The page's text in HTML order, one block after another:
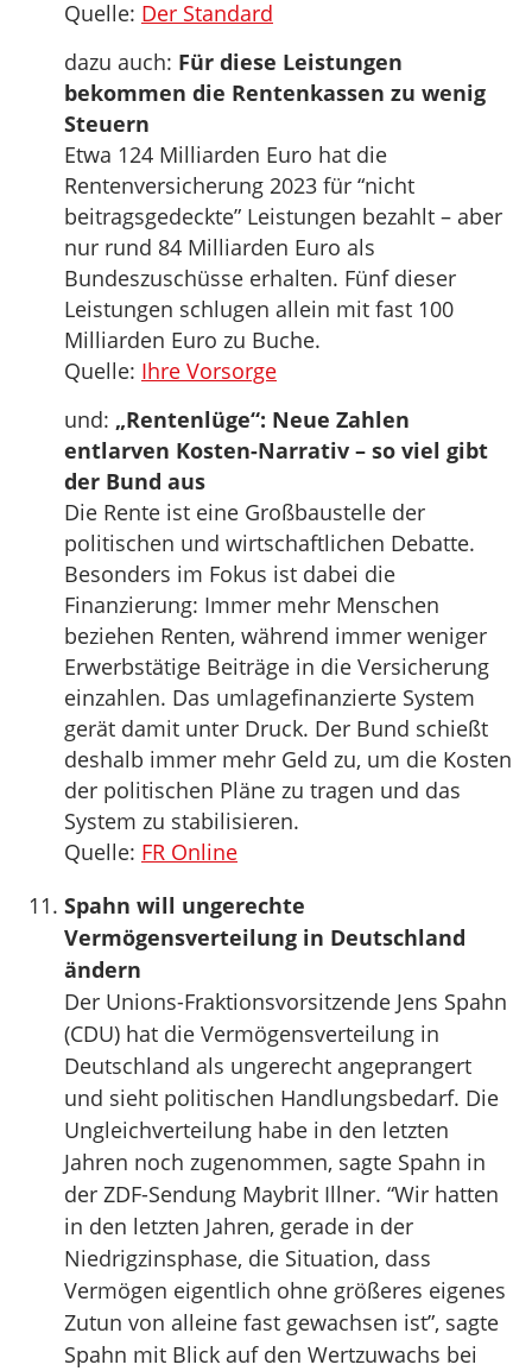
Quelle: Der Standard
dazu auch: Für diese Leistungen
bekommen die Rentenkassen zu wenig
Steuern
Etwa 124 Milliarden Euro hat die
Rentenversicherung 2023 für “nicht
beitragsgedeckte” Leistungen bezahlt – aber
nur rund 84 Milliarden Euro als
Bundeszuschüsse erhalten. Fünf dieser
Leistungen schlugen allein mit fast 100
Milliarden Euro zu Buche.
Quelle: Ihre Vorsorge
und: „Rentenlüge“: Neue Zahlen
entlarven Kosten-Narrativ – so viel gibt
der Bund aus
Die Rente ist eine Großbaustelle der
politischen und wirtschaftlichen Debatte.
Besonders im Fokus ist dabei die
Finanzierung: Immer mehr Menschen
beziehen Renten, während immer weniger
Erwerbstätige Beiträge in die Versicherung
einzahlen. Das umlagefinanzierte System
gerät damit unter Druck. Der Bund schießt
deshalb immer mehr Geld zu, um die Kosten
der politischen Pläne zu tragen und das
System zu stabilisieren.
Quelle: FR Online
Spahn will ungerechte
Vermögensverteilung in Deutschland
ändern
Der Unions-Fraktionsvorsitzende Jens Spahn
(CDU) hat die Vermögensverteilung in
Deutschland als ungerecht angeprangert
und sieht politischen Handlungsbedarf. Die
Ungleichverteilung habe in den letzten
Jahren noch zugenommen, sagte Spahn in
der ZDF-Sendung Maybrit Illner. “Wir hatten
in den letzten Jahren, gerade in der
Niedrigzinsphase, die Situation, dass
Vermögen eigentlich ohne größeres eigenes
Zutun von alleine fast gewachsen ist”, sagte
Spahn mit Blick auf den Wertzuwachs bei